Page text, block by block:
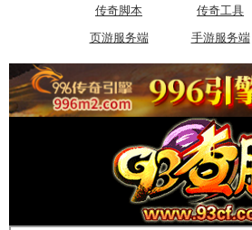
传奇脚本
传奇工具
页游服务端
手游服务端